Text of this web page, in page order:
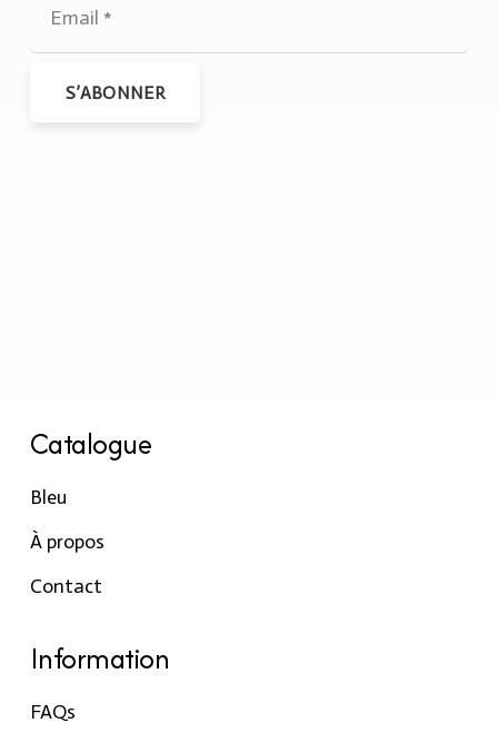
S’ABONNER
Catalogue
Bleu
À propos
Contact
Information
FAQs